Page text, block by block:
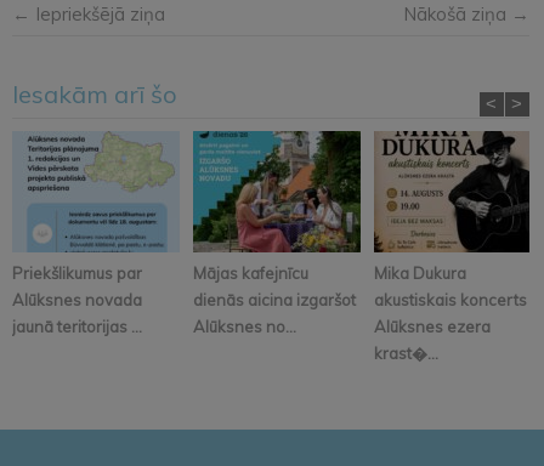
← Iepriekšējā ziņa Nākošā ziņa →
Iesakām arī šo
Priekšlikumus par
Alūksnes novada
jaunā teritorijas ...
Mājas kafejnīcu
dienās aicina izgaršot
Alūksnes no...
Mika Dukura
akustiskais koncerts
Alūksnes ezera
krast�...
< >